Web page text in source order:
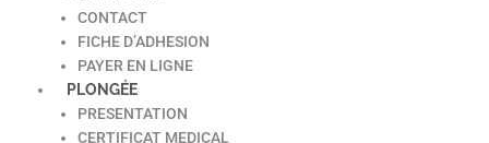
CONTACT
FICHE D’ADHESION
PAYER EN LIGNE
PLONGÉE
PRESENTATION
CERTIFICAT MEDICAL